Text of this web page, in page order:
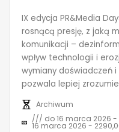
IX edycja PR&Media
rosnącą presję, z jaką
komunikacji –
wpływ technologii i
wymiany doświadczeń
pozwala lepiej
Archiwum
/// do 16 marca 2026 -
16 marca 2026 -